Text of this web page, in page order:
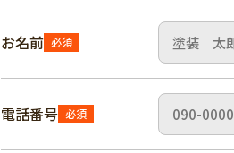
お名前 必須
電話番号 必須